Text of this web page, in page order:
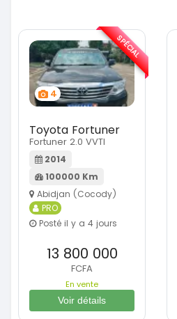
4
Toyota Fortuner
Fortuner 2.0 VVTI
2014
100000 Km
Abidjan (Cocody)
PRO
Posté il y a 4 jours
13 800 000
FCFA
En vente
Voir détails
SPÉCIAL